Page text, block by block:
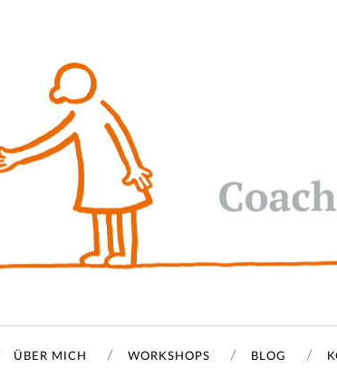
ÜBER MICH WORKSHOPS BLOG